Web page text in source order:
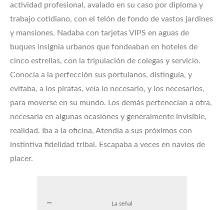
actividad profesional, avalado en su caso por diploma y
trabajo cotidiano, con el telón de fondo de vastos jardines
y mansiones. Nadaba con tarjetas VIPS en aguas de
buques insignia urbanos que fondeaban en hoteles de
cinco estrellas, con la tripulación de colegas y servicio.
Conocía a la perfección sus portulanos, distinguía, y
evitaba, a los piratas, veía lo necesario, y los necesarios,
para moverse en su mundo. Los demás pertenecían a otra,
necesaria en algunas ocasiones y generalmente invisible,
realidad. Iba a la oficina, Atendía a sus próximos con
instintiva fidelidad tribal. Escapaba a veces en navíos de
placer.
La señal